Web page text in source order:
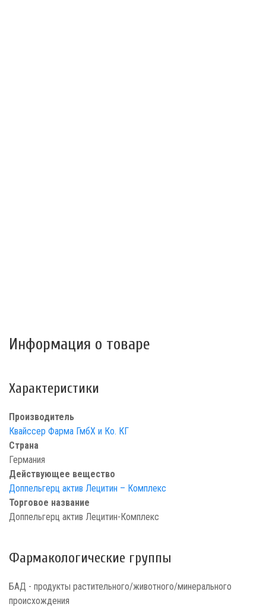
Информация о товаре
Характеристики
Производитель
Квайссер Фарма ГмбХ и Ко. КГ
Страна
Германия
Действующее вещество
Доппельгерц актив Лецитин – Комплекс
Торговое название
Доппельгерц актив Лецитин-Комплекс
Фармакологические группы
БАД - продукты растительного/животного/минерального
происхождения